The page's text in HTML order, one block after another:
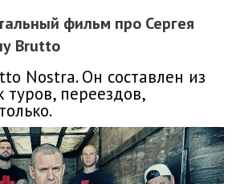
фильм про Сергея
Brutto
Nostra. Он составлен из
туров, переездов,